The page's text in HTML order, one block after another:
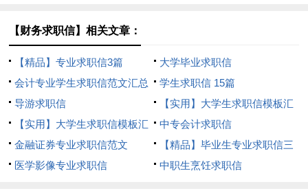
【财务求职信】相关文章：
【精品】专业求职信3篇
大学毕业求职信
会计专业学生求职信范文汇总
4篇
学生求职信 15篇
导游求职信
【实用】大学生求职信模板汇
编七篇
【实用】大学生求职信模板汇
编六篇
中专会计求职信
金融证券专业求职信范文
【精品】毕业生专业求职信三
篇
医学影像专业求职信 中职生烹饪求职信